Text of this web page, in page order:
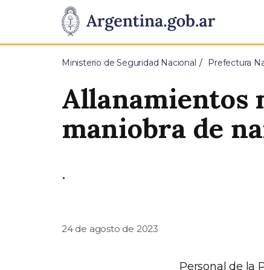
Presidencia
de
Pasar al contenido principal
Ministerio de Seguridad Nacional Prefectura
Allanamientos
maniobra de
.
24 de agosto de 2023
Personal de la